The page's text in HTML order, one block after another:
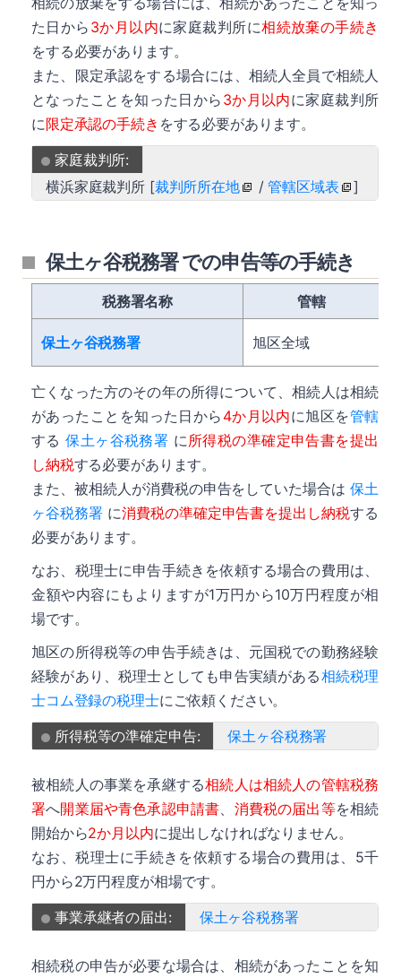
た日から 3か月以内に家庭裁判所に相続放棄の手続き
をする必要があります。
また、限定承認をする場合には、相続人全員で相続人
となったことを知った日から 3か月以内に家庭裁判所
に限定承認の手続き をする必要があります。
家庭裁判所:
横浜家庭裁判所 [裁判所所在地 /管轄区域表 ]
保土ヶ谷税務署 での申告等の手続き
税務署名称 管轄
保土ヶ谷税務署 旭区全域
亡くなった方のその年の所得について、相続人は相続
があったことを知った日から 4か月以内に旭区を管轄
する保土ヶ谷税務署 に所得税の準確定申告書を提出
し納税する必要があります。
また、被相続人が消費税の申告をしていた場合は保土
ヶ谷税務署に消費税の準確定申告書を提出し納税する
必要があります。
なお、税理士に申告手続きを依頼する場合の費用は、
金額や内容にもよりますが1万円から10万円程度が相
場です。
旭区の所得税等の申告手続きは、元国税での勤務経験
経験があり、税理士としても申告実績がある相続税理
士コム登録の税理士にご依頼ください。
所得税等の準確定申告:
保土ヶ谷税務署
被相続人の事業を承継する相続人は相続人の管轄税務
署へ開業届や青色承認申請書、 消費税の届出等を相続
開始から2か月以内に提出しなければなりません。
なお、税理士に手続きを依頼する場合の費用は、5千
円から2万円程度が相場です。
事業承継者の届出:
保土ヶ谷税務署
相続税の申告が必要な場合は、相続があったことを知